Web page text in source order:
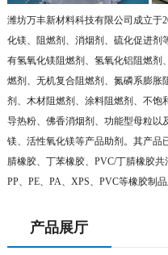
潍坊万丰新材料科技有限公司成立于
化镁、阻燃剂、消烟剂、硫化促进剂
有氢氧化镁阻燃剂、氢氧化铝阻燃剂
燃剂、无机复合阻燃剂、氮磷系膨胀
剂、木材阻燃剂、涂料阻燃剂、不饱
导热粉、佛香消烟剂、功能型母粒以
镁、活性氧化镁等产品助剂。其产品
腈橡胶、丁苯橡胶、PVC/丁腈橡胶共
PP、PE、PA、XPS、PVC等橡胶制
产品展厅